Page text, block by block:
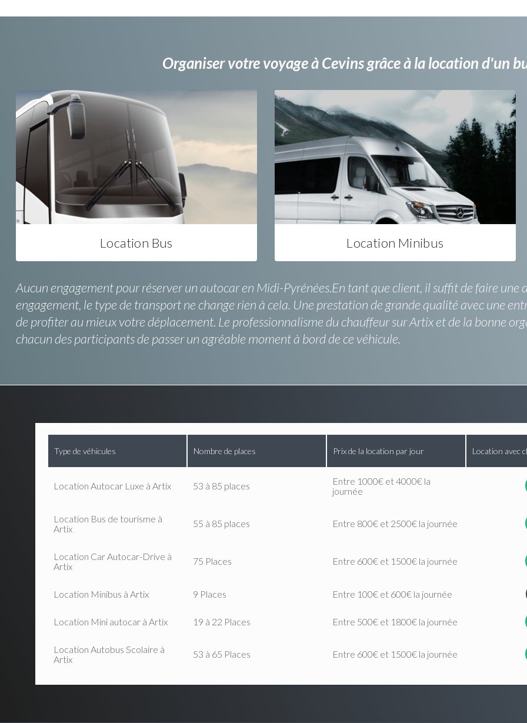
Organiser votre voyage à Cevins grâce à la location d'un
Location Bus Location Minibus
Aucun engagement pour réserver un autocar en Midi-Pyrénées.En tant que client, il suffit de faire une
engagement, le type de transport ne change rien à cela. Une prestation de grande qualité avec une
de profiter au mieux votre déplacement. Le professionnalisme du chauffeur sur Artix et de la bonne
chacun des participants de passer un agréable moment à bord de ce véhicule.
Type de véhicules Nombre de places Prix de la location par jour Location avec
Location Autocar Luxe à Artix 53 à 85 places
Entre 1000€ et 4000€ la
journée
Location Bus de tourisme à
Artix
55 à 85 places Entre 800€ et 2500€ la journée
Location Car Autocar-Drive à
Artix
75 Places Entre 600€ et 1500€ la journée
Location Minibus à Artix 9 Places Entre 100€ et 600€ la journée
Location Mini autocar à Artix 19 à 22 Places Entre 500€ et 1800€ la journée
Location Autobus Scolaire à
Artix
53 à 65 Places Entre 600€ et 1500€ la journée